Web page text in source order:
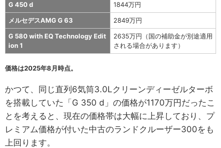
G 450 d
1844万円
メルセデスAMG G 63
2849万円
G 580 with EQ Technology Edit
ion 1
2635万円（国の補助金が別途適用
される場合があります）
価格は2025年8月時点。
かつて、同じ直列6気筒3.0Lクリーンディーゼルターボ
を搭載していた「G 350 d」の価格が1170万円だったこ
とを考えると、現在の価格帯は大幅に上昇しており、プ
レミアム価格が付いた中古のランドクルーザー300をも
上回ります。